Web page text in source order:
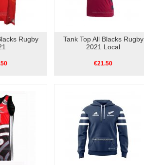
Rugby
Tank Top All Blacks Rugby
2021 Local
€21.50